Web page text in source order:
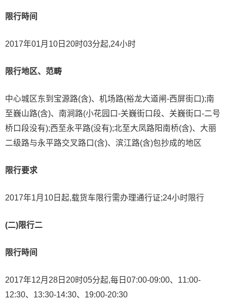
限行時间
2017年01月10日20时03分起,24小时
限行地区、范畴
中心城区东到宝源路(含)、机场路(裕龙大道闸-西屏街口);南
至巍山路(含)、南涧路(小花园口-关巍街口段、关巍街口-二号
桥口段没有);西至永平路(没有);北至大凤路阳南桥(含)、大丽
二级路与永平路交叉路口(含)、滨江路(含)包抄成的地区
限行要求
2017年1月10日起,载货车限行需办理通行证;24小时限行
(二)限行二
限行時间
2017年12月28日20时05分起,每日07:00-09:00、11:00-
12:30、13:30-14:30、19:00-20:30